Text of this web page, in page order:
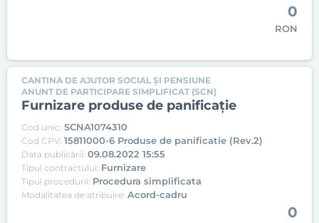
0
RON
CANTINA DE AJUTOR SOCIAL ȘI PENSIUNE
ANUNT DE PARTICIPARE SIMPLIFICAT (SCN)
Furnizare produse de panificație
Cod unic: SCNA1074310
Cod CPV: 15811000-6 Produse de panificatie (Rev.2)
Data publicării: 09.08.2022 15:55
Tipul contractului: Furnizare
Tipul procedurii: Procedura simplificata
Modalitatea de atribuire: Acord-cadru
0